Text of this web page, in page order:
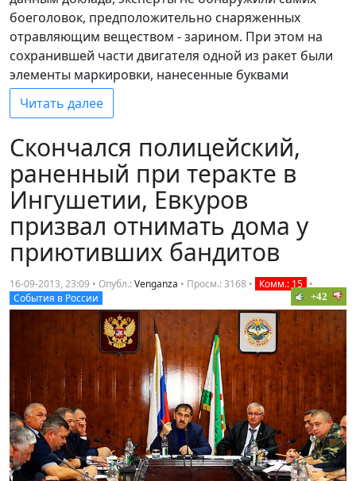
боеголовок, предположительно снаряженных
отравляющим веществом - зарином. При этом на
сохранившей части двигателя одной из ракет были
элементы маркировки, нанесенные буквами
Читать далее
Скончался полицейский,
раненный при теракте в
Ингушетии, Евкуров
призвал отнимать дома у
приютивших бандитов
16-09-2013, 23:09 • Опубл.:Venganza • Просм.: 3168 • Комм.: 15 •
События в России
+42